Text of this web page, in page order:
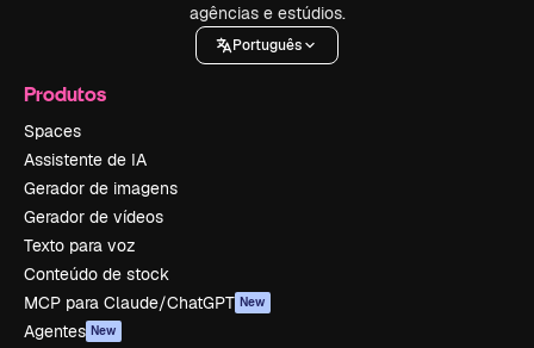
agências e estúdios.
Português
Produtos
Spaces
Assistente de IA
Gerador de imagens
Gerador de vídeos
Texto para voz
Conteúdo de stock
MCP para Claude/ChatGPT New
Agentes New